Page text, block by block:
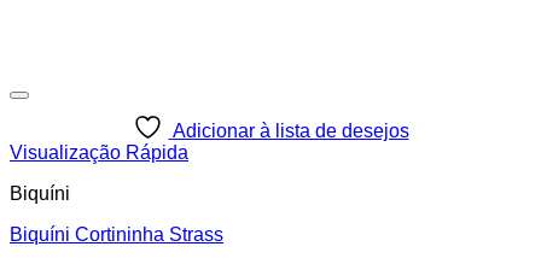
Adicionar à lista de desejos
Visualização Rápida
Biquíni
Biquíni Cortininha Strass